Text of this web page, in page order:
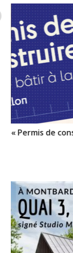
« Permis de